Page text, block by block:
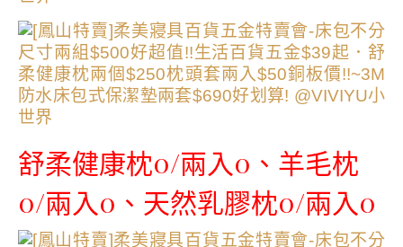
舒柔健康枕0/兩入0、羊毛枕
0/兩入0、天然乳膠枕0/兩入0